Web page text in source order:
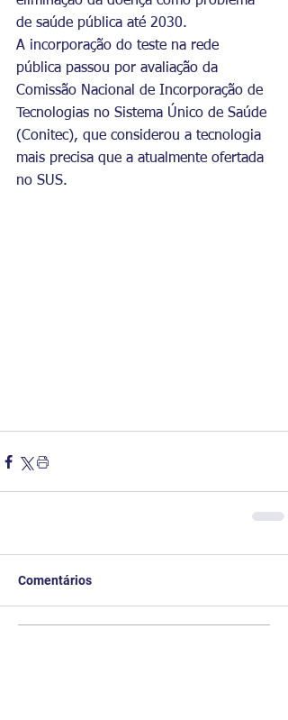
de saúde pública até 2030.
A incorporação do teste na rede
pública passou por avaliação da
Comissão Nacional de Incorporação de
Tecnologias no Sistema Único de Saúde
(Conitec), que considerou a tecnologia
mais precisa que a atualmente ofertada
no SUS.
Comentários